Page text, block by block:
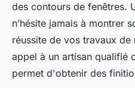
des contours de fenêtres.
n’hésite jamais à montrer
réussite de vos travaux
appel à un artisan qualifié
permet d'obtenir des